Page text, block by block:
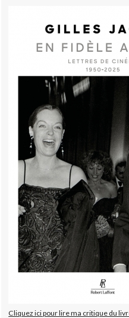
Cliquez ici pour lire ma critique du